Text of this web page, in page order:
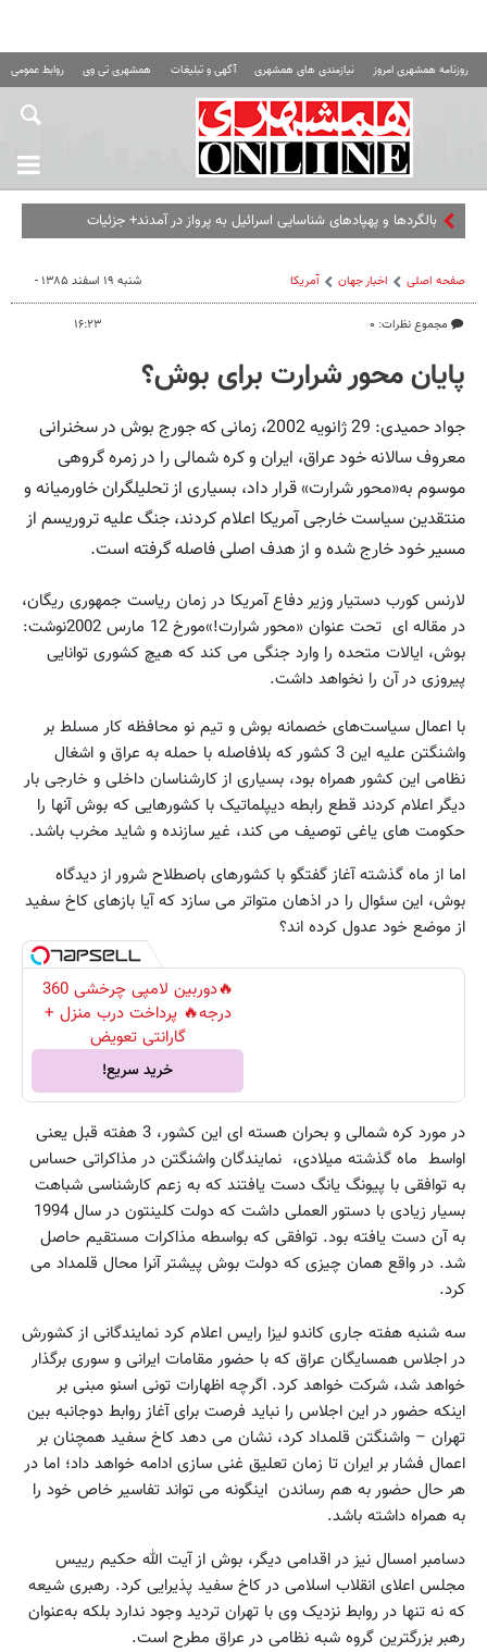
روزنامه همشهری امروز نیازمندی های همشهری آگهی و تبلیغات همشهری تی وی روابط عمومی
بالگردها و پهپادهای شناسایی اسرائیل به پرواز در آمدند+ جزئیات
صفحه اصلی اخبار جهان آمریکا
مجموع نظرات: ۰
شنبه ۱۹ اسفند ۱۳۸۵ -
۱۶:۲۳
پایان محور شرارت برای بوش؟
جواد حمیدی: 29 ژانویه 2002، زمانی که جورج بوش در سخنرانی
معروف سالانه خود عراق، ایران و کره شمالی را در زمره گروهی
موسوم به«محور شرارت» قرار داد، بسیاری از تحلیلگران خاورمیانه و
منتقدین سیاست خارجی آمریکا اعلام کردند، جنگ علیه تروریسم از
مسیر خود خارج شده و از هدف اصلی فاصله گرفته است.
لارنس کورب دستیار وزیر دفاع آمریکا در زمان ریاست جمهوری ریگان،
در مقاله ای تحت عنوان «محور شرارت!»مورخ 12 مارس 2002نوشت:
بوش، ایالات متحده را وارد جنگی می کند که هیچ کشوری توانایی
پیروزی در آن را نخواهد داشت.
با اعمال سیاست‌های خصمانه بوش و تیم نو محافظه کار مسلط بر
واشنگتن علیه این 3 کشور که بلافاصله با حمله به عراق و اشغال
نظامی این کشور همراه بود، بسیاری از کارشناسان داخلی و خارجی بار
دیگر اعلام کردند قطع رابطه دیپلماتیک با کشورهایی که بوش آنها را
حکومت های یاغی توصیف می کند، غیر سازنده و شاید مخرب باشد.
اما از ماه گذشته آغاز گفتگو با کشورهای باصطلاح شرور از دیدگاه
بوش، این سئوال را در اذهان متواتر می سازد که آیا بازهای کاخ سفید
از موضع خود عدول کرده اند؟
🔥دوربین لامپی چرخشی 360
درجه🔥 پرداخت درب منزل +
گارانتی تعویض
خرید سریع!
در مورد کره شمالی و بحران هسته ای این کشور، 3 هفته قبل یعنی
اواسط ماه گذشته میلادی، نمایندگان واشنگتن در مذاکراتی حساس
به توافقی با پیونگ یانگ دست یافتند که به زعم کارشناسی شباهت
بسیار زیادی با دستور العملی داشت که دولت کلینتون در سال 1994
به آن دست یافته بود. توافقی که بواسطه مذاکرات مستقیم حاصل
شد. در واقع همان چیزی که دولت بوش پیشتر آنرا محال قلمداد می
کرد.
سه شنبه هفته جاری کاندو لیزا رایس اعلام کرد نمایندگانی از کشورش
در اجلاس همسایگان عراق که با حضور مقامات ایرانی و سوری برگذار
خواهد شد، شرکت خواهد کرد. اگرچه اظهارات تونی اسنو مبنی بر
اینکه حضور در این اجلاس را نباید فرصت برای آغاز روابط دوجانبه بین
تهران – واشنگتن قلمداد کرد، نشان می دهد کاخ سفید همچنان بر
اعمال فشار بر ایران تا زمان تعلیق غنی سازی ادامه خواهد داد؛ اما در
هر حال حضور به هم رساندن اینگونه می تواند تفاسیر خاص خود را
به همراه داشته باشد.
دسامبر امسال نیز در اقدامی دیگر، بوش از آیت الله حکیم رییس
مجلس اعلای انقلاب اسلامی در کاخ سفید پذیرایی کرد. رهبری شیعه
که نه تنها در روابط نزدیک وی با تهران تردید وجود ندارد بلکه به‌عنوان
رهبر بزرگترین گروه شبه نظامی در عراق مطرح است.